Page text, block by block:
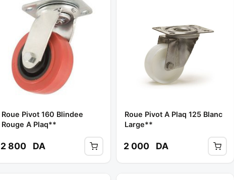
Roue Pivot 160 Blindee
Rouge A Plaq**
2 800 DA
Roue Pivot A Plaq 125 Blanc
Large**
2 000 DA